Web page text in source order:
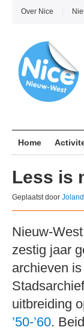
Over Nice
Home
Less is
Geplaatst door
Nieuw-
zestig jaar
archieven
uitbreiding
’50-’60.